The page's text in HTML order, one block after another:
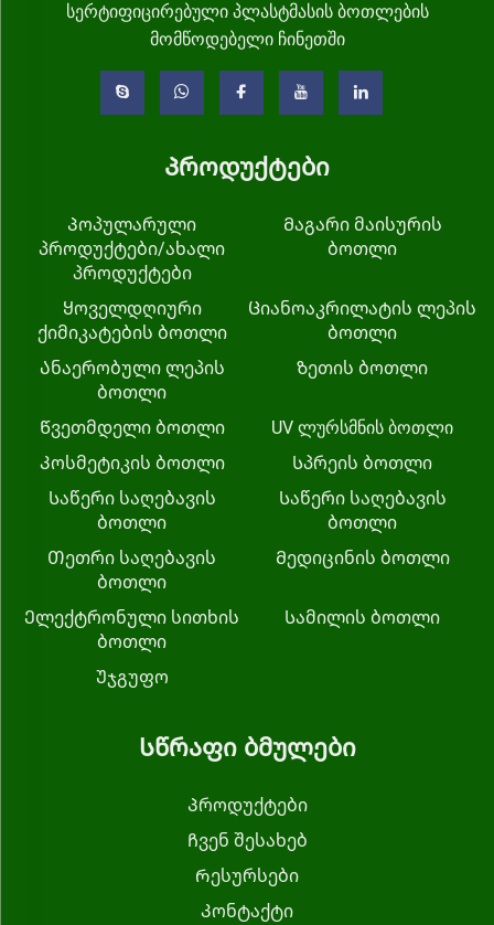
სერტიფიცირებული პლასტმასის ბოთლების
მომწოდებელი ჩინეთში
Პროდუქტები
Პოპულარული
პროდუქტები/ახალი
პროდუქტები
Მაგარი მაისურის
ბოთლი
Ყოველდღიური
ქიმიკატების ბოთლი
Ციანოაკრილატის ლეპის
ბოთლი
Ანაერობული ლეპის
ბოთლი
Ზეთის ბოთლი
Წვეთმდელი ბოთლი
UV ლურსმნის ბოთლი
Კოსმეტიკის ბოთლი
Სპრეის ბოთლი
Საწერი საღებავის
ბოთლი
Საწერი საღებავის
ბოთლი
Თეთრი საღებავის
ბოთლი
Მედიცინის ბოთლი
Ელექტრონული სითხის
ბოთლი
Სამილის ბოთლი
Უჯგუფო
Სწრაფი ბმულები
Პროდუქტები
Ჩვენ შესახებ
Რესურსები
Კონტაქტი